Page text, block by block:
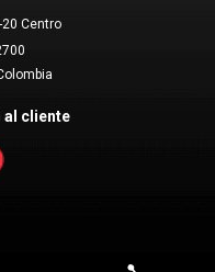
20 Centro
al cliente